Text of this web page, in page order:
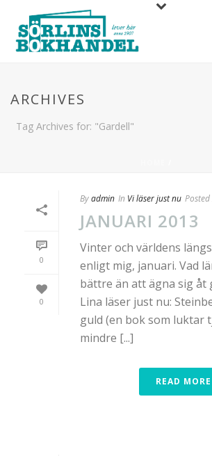
ARCHIVES
Tag Archives for: "Gardell"
0
0
Byadmin In Vi läser just nu Posted
JANUARI 2013
Vinter och världens
enligt mig, januari. Vad
bättre än att ägna sig åt
Lina läser just nu:
guld (en bok som luktar
mindre [...]
READ MORE